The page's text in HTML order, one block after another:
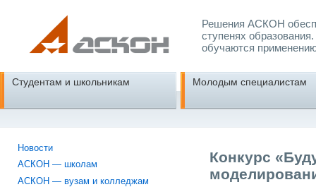
Решения АСКОН
ступенях
обучаются
Студентам и школьникам Молодым специалистам
Новости
АСКОН — школам
АСКОН — вузам и колледжам
Конкурс